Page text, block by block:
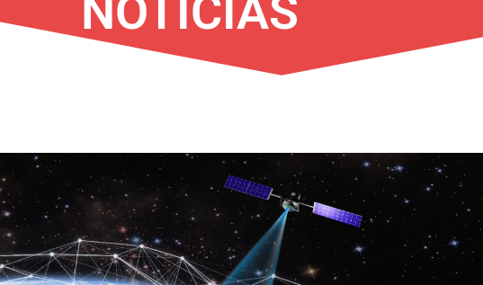
NOTICIAS